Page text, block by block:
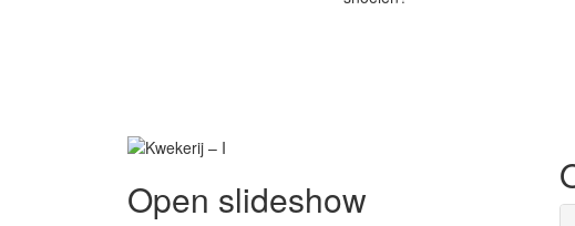
Open slideshow